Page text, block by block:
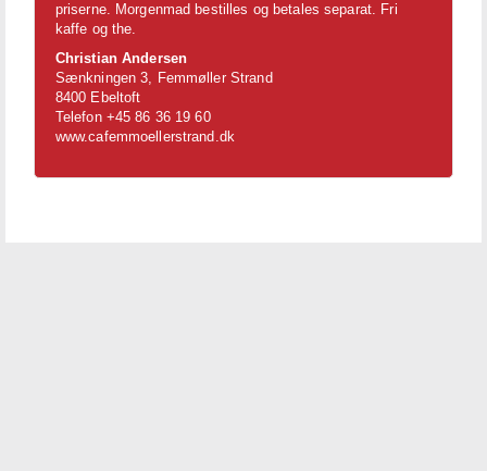
priserne. Morgenmad bestilles og betales separat. Fri
kaffe og the.
Christian Andersen
Sænkningen 3, Femmøller Strand
8400 Ebeltoft
Telefon +45 86 36 19 60
www.cafemmoellerstrand.dk